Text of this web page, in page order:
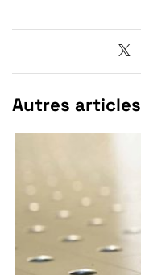
Autres articles